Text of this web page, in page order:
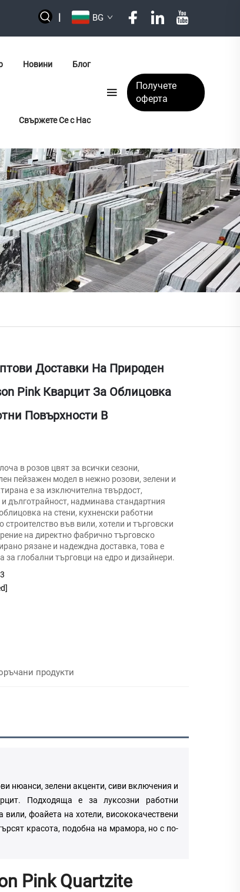
| BG
Новини Блог
Свържете Се с Нас
Получете
оферта
Доставки На Природен
Pink Кварцит За Облицовка
Повърхности В
в розов цвят за всички сезони,
пейзажен модел в нежно розови, зелени и
е за изключителна твърдост,
дълготрайност, надминава стандартния
на стени, кухненски работни
строителство във вили, хотели и търговски
на директно фабрично търговско
рязане и надеждна доставка, това е
за глобални търговци на едро и дизайнери.
продукти
нюанси, зелени акценти, сиви включения и
Подходяща е за луксозни работни
вили, фоайета на хотели, висококачествени
красота, подобна на мрамора, но с по-
Pink Quartzite